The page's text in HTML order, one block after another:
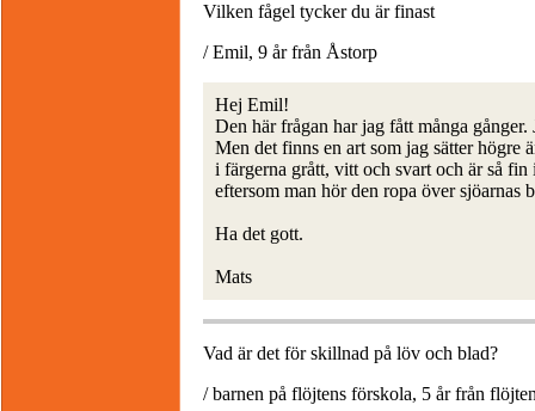
Vilken fågel tycker du är finast
/ Emil, 9 år från Åstorp
Hej Emil!
Den här frågan har jag fått många
Men det finns en art som jag sätter högre
i färgerna grått, vitt och svart och är så
eftersom man hör den ropa över sjöarnas
Ha det gott.
Mats
Vad är det för skillnad på löv och blad?
/ barnen på flöjtens förskola, 5 år från